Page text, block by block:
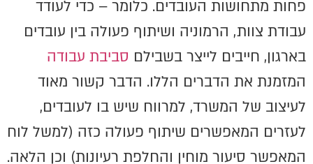
פחות מתחושות העובדים. כלומר – כדי לעודד
עבודת צוות, הרמוניה ושיתוף פעולה בין עובדים
בארגון, חייבים לייצר בשבילם סביבת עבודה
המזמנת את הדברים הללו. הדבר קשור מאוד
לעיצוב של המשרד, למרווח שיש בו לעובדים,
לעזרים המאפשרים שיתוף פעולה כזה (למשל לוח
המאפשר סיעור מוחין והחלפת רעיונות) וכן הלאה.